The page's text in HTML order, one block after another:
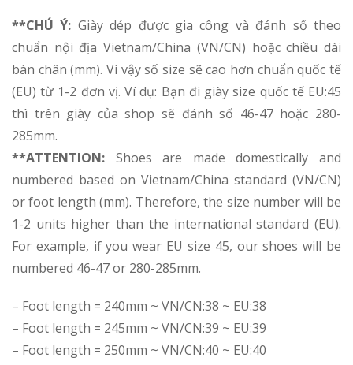
**CHÚ Ý: Giày dép được gia công và đánh số theo
chuẩn nội địa Vietnam/China (VN/CN) hoặc chiều dài
bàn chân (mm). Vì vậy số size sẽ cao hơn chuẩn quốc tế
(EU) từ 1-2 đơn vị. Ví dụ: Bạn đi giày size quốc tế EU:45
thì trên giày của shop sẽ đánh số 46-47 hoặc 280-
285mm.
**ATTENTION: Shoes are made domestically and
numbered based on Vietnam/China standard (VN/CN)
or foot length (mm). Therefore, the size number will be
1-2 units higher than the international standard (EU).
For example, if you wear EU size 45, our shoes will be
numbered 46-47 or 280-285mm.
– Foot length = 240mm ~ VN/CN:38 ~ EU:38
– Foot length = 245mm ~ VN/CN:39 ~ EU:39
– Foot length = 250mm ~ VN/CN:40 ~ EU:40